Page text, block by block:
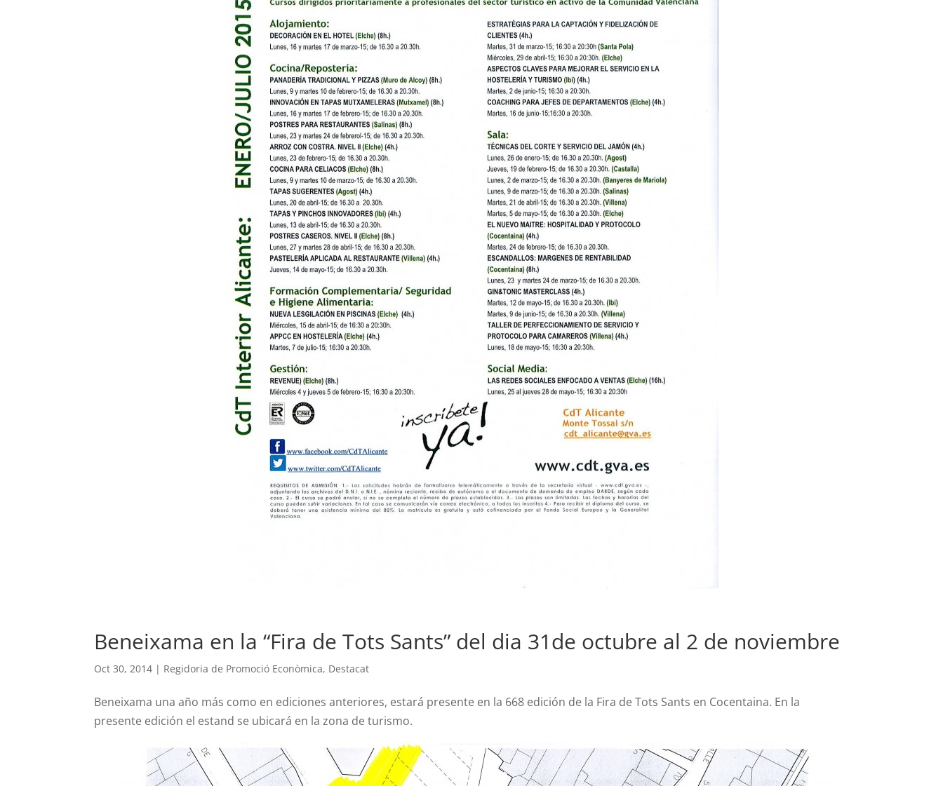
Beneixama en la “Fira de Tots Sants” del dia 31de octubre al 2 de noviembre
Oct 30, 2014 | Regidoria de Promoció Econòmica, Destacat
Beneixama una año más como en ediciones anteriores, estará presente en la 668 edición de la Fira de Tots Sants en Cocentaina. En la
presente edición el estand se ubicará en la zona de turismo.